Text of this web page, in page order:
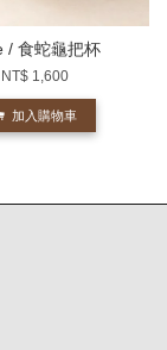
/ 食蛇龜把杯
NT$ 1,600
加入購物車